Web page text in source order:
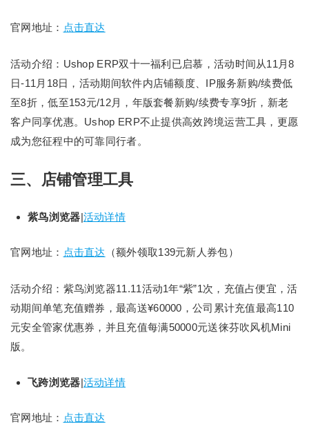
官网地址： 点击直达
活动介绍：Ushop ERP双十一福利已启慕，活动时间从11月8
日-11月18日，活动期间软件内店铺额度、IP服务新购/续费低
至8折，低至153元/12月，年版套餐新购/续费专享9折，新老
客户同享优惠。Ushop ERP不止提供高效跨境运营工具，更愿
成为您征程中的可靠同行者。
三、店铺管理工具
紫鸟浏览器|活动详情
官网地址： 点击直达 （额外领取139元新人券包）
活动介绍：紫鸟浏览器11.11活动1年“紫”1次，充值占便宜，活
动期间单笔充值赠券，最高送¥60000，公司累计充值最高110
元安全管家优惠券，并且充值每满50000元送徕芬吹风机Mini
版。
飞跨浏览器|活动详情
官网地址： 点击直达